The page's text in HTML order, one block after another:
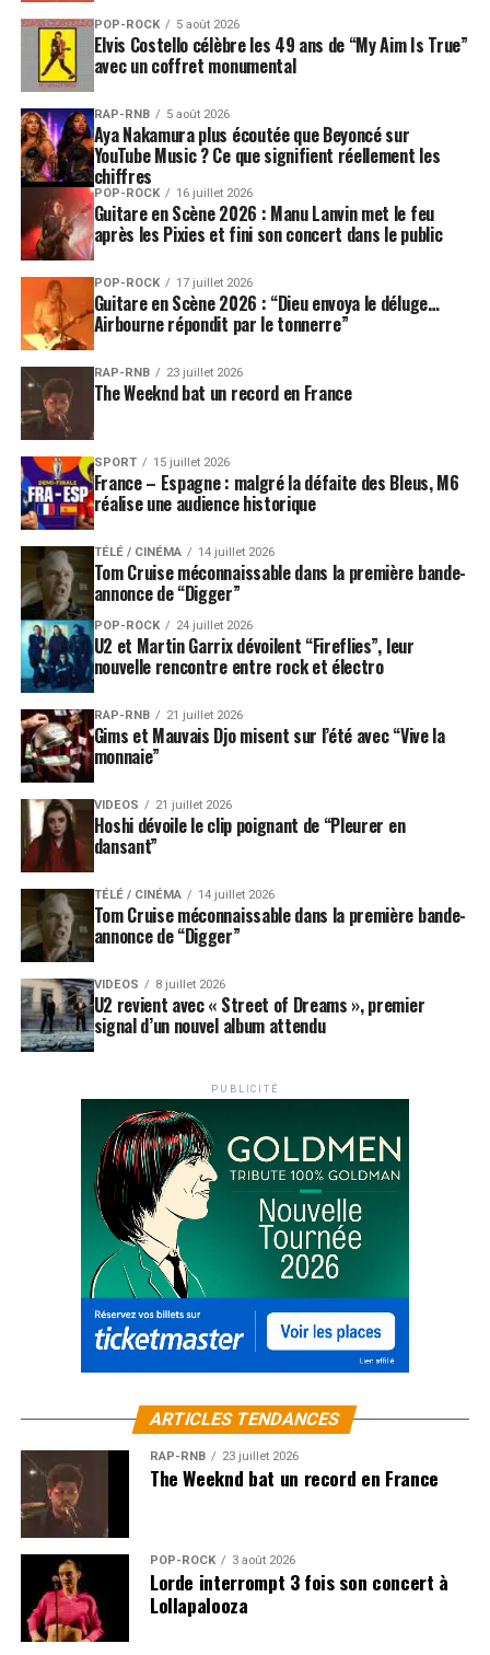
POP-ROCK 5 août 2026
Elvis Costello célèbre les 49 ans de “My Aim Is True”
avec un coffret monumental
RAP-RNB 5 août 2026
Aya Nakamura plus écoutée que Beyoncé sur
YouTube Music ? Ce que signifient réellement les
chiffres
POP-ROCK 16 juillet 2026
Guitare en Scène 2026 : Manu Lanvin met le feu
après les Pixies et fini son concert dans le public
POP-ROCK 17 juillet 2026
Guitare en Scène 2026 : “Dieu envoya le déluge…
Airbourne répondit par le tonnerre”
RAP-RNB 23 juillet 2026
The Weeknd bat un record en France
SPORT 15 juillet 2026
France – Espagne : malgré la défaite des Bleus, M6
réalise une audience historique
TÉLÉ / CINÉMA 14 juillet 2026
Tom Cruise méconnaissable dans la première bande-
annonce de “Digger”
POP-ROCK 24 juillet 2026
U2 et Martin Garrix dévoilent “Fireflies”, leur
nouvelle rencontre entre rock et électro
RAP-RNB 21 juillet 2026
Gims et Mauvais Djo misent sur l’été avec “Vive la
monnaie”
VIDEOS 21 juillet 2026
Hoshi dévoile le clip poignant de “Pleurer en
dansant”
TÉLÉ / CINÉMA 14 juillet 2026
Tom Cruise méconnaissable dans la première bande-
annonce de “Digger”
VIDEOS 8 juillet 2026
U2 revient avec « Street of Dreams », premier
signal d’un nouvel album attendu
PUBLICITÉ
ARTICLES TENDANCES
RAP-RNB 23 juillet 2026
The Weeknd bat un record en France
POP-ROCK 3 août 2026
Lorde interrompt 3 fois son concert à
Lollapalooza